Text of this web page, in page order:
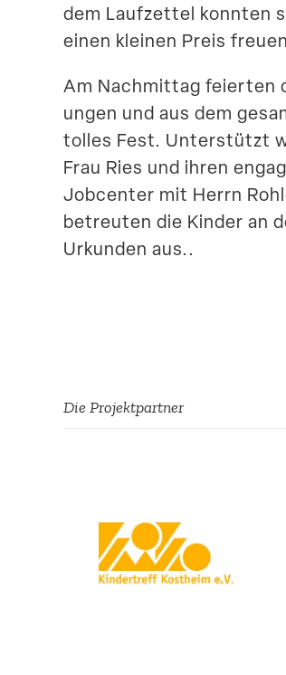
dem Laufzettel konnten
einen kleinen Preis
Am Nachmittag feierten
ungen und aus dem
tolles Fest. Unter­stützt
Frau Ries und ihren
Jobcenter mit Herrn
betreuten die Kinder an
Urkunden aus..
Die Projekt­partner